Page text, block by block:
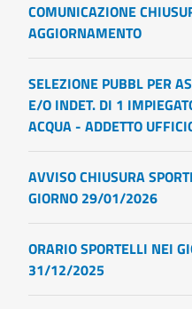
COMUNICAZIONE
AGGIORNAMENTO
SELEZIONE PUBBL PER
E/O INDET. DI 1
ACQUA - ADDETTO
AVVISO CHIUSURA
GIORNO 29/01/2026
ORARIO SPORTELLI NEI
31/12/2025